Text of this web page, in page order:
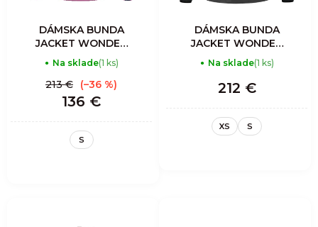
DÁMSKA BUNDA
JACKET WONDER
MAGIC SHELL -
ZEBRA MIX VENTO
Na sklade(1 ks)
136 €
213 € (–36 %)
S
DÁMSKA BUNDA
JACKET WONDER
MAGIC SHELL -
MANDALA
Na sklade(1 ks)
212 €
XS S